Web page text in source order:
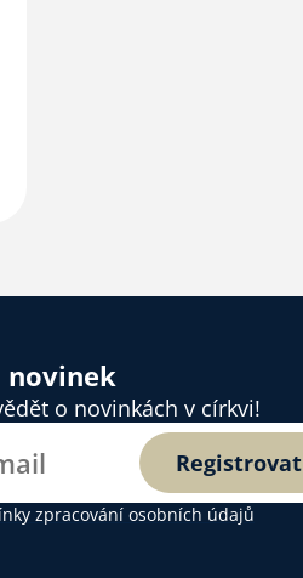
novinek
o novinkách v církvi!
Registrovat
zpracování osobních údajů